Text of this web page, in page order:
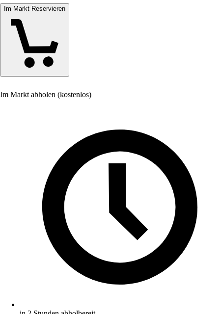
Im Markt Reservieren
Im Markt abholen (kostenlos)